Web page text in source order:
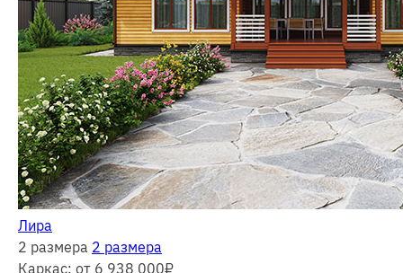
Лира
2 размера 2 размера
Каркас: от 6 938 000₽